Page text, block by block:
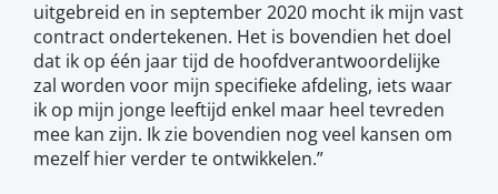
uitgebreid en in september 2020 mocht ik mijn vast
contract ondertekenen. Het is bovendien het doel
dat ik op één jaar tijd de hoofdverantwoordelijke
zal worden voor mijn specifieke afdeling, iets waar
ik op mijn jonge leeftijd enkel maar heel tevreden
mee kan zijn. Ik zie bovendien nog veel kansen om
mezelf hier verder te ontwikkelen.”